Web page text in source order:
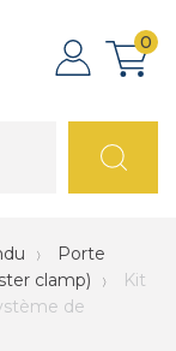
0
Porte
clamp)
Kit
de